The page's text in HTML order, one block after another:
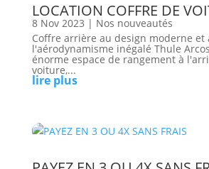
LOCATION COFFRE DE
8 Nov 2023 | Nos nouveautés
Coffre arrière au design moderne et
l'aérodynamisme inégalé Thule
énorme espace de rangement à
voiture,...
lire plus